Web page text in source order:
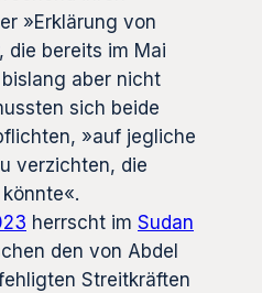
»Erklärung von
, die bereits im Mai
aber nicht
sich beide
»auf jegliche
verzichten, die
herrscht im Sudan
den von Abdel
Streitkräften